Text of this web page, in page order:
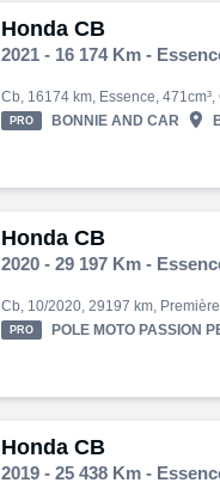
Honda CB
2021 - 16 174 Km -
PRO BONNIE AND CAR 
Honda CB
2020 - 29 197 Km -
PRO POLE MOTO PASSION
Honda CB
2019 - 25 438 Km -